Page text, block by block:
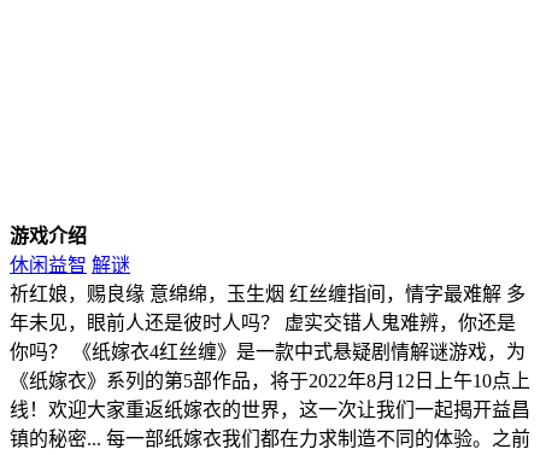
游戏介绍
休闲益智 解谜
祈红娘，赐良缘 意绵绵，玉生烟 红丝缠指间，情字最难解 多
年未见，眼前人还是彼时人吗？ 虚实交错人鬼难辨，你还是
你吗？ 《纸嫁衣4红丝缠》是一款中式悬疑剧情解谜游戏，为
《纸嫁衣》系列的第5部作品，将于2022年8月12日上午10点上
线！欢迎大家重返纸嫁衣的世界，这一次让我们一起揭开益昌
镇的秘密... 每一部纸嫁衣我们都在力求制造不同的体验。之前